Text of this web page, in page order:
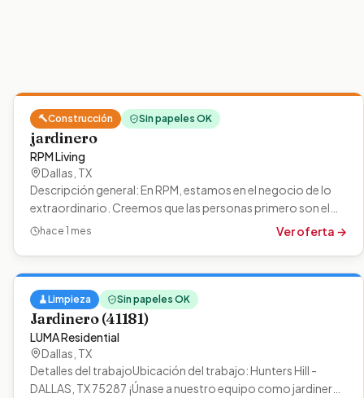
🔨Construcción Sin papeles OK
jardinero
RPM Living
Dallas TX
Descripción general: En RPM, estamos en el negocio de lo
extraordinario. Creemos que las personas primero son el
camino hacia el éxito, por…
hace 1 mes Ver oferta →
🧹Limpieza Sin papeles OK
Jardinero (41181)
LUMA Residential
Dallas TX
Detalles del trabajoUbicación del trabajo: Hunters Hill -
DALLAS, TX 75287 ¡Únase a nuestro equipo como jardinero